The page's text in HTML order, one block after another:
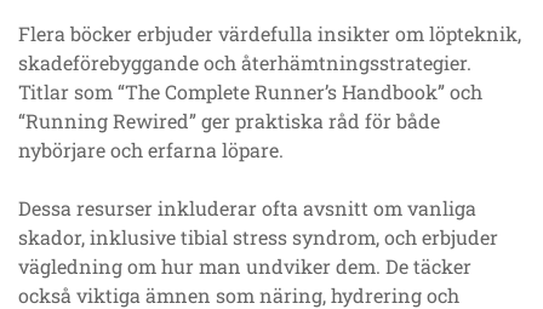
Flera böcker erbjuder värdefulla insikter om löpteknik,
skadeförebyggande och återhämtningsstrategier.
Titlar som “The Complete Runner’s Handbook” och
“Running Rewired” ger praktiska råd för både
nybörjare och erfarna löpare.
Dessa resurser inkluderar ofta avsnitt om vanliga
skador, inklusive tibial stress syndrom, och erbjuder
vägledning om hur man undviker dem. De täcker
också viktiga ämnen som näring, hydrering och